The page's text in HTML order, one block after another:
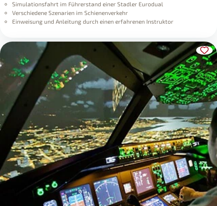
Simulationsfahrt im Führerstand einer Stadler Eurodual
Verschiedene Szenarien im Schienenverkehr
Einweisung und Anleitung durch einen erfahrenen Instruktor